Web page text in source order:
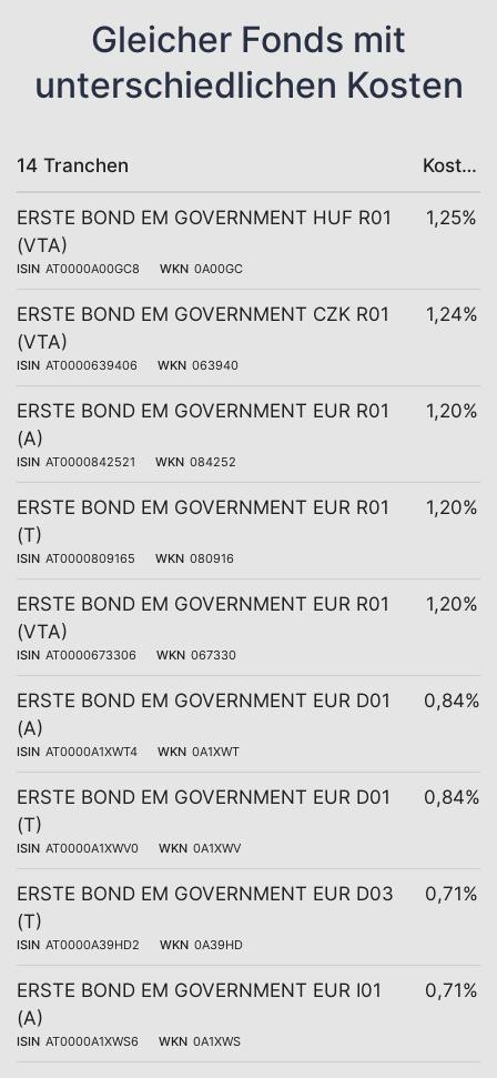
Gleicher Fonds mit
unterschiedlichen Kosten
14 Tranchen Kosten
ERSTE BOND EM GOVERNMENT HUF R01
(VTA)
ISIN AT0000A00GC8 WKN 0A00GC
1,25%
ERSTE BOND EM GOVERNMENT CZK R01
(VTA)
ISIN AT0000639406 WKN 063940
1,24%
ERSTE BOND EM GOVERNMENT EUR R01
(A)
ISIN AT0000842521 WKN 084252
1,20%
ERSTE BOND EM GOVERNMENT EUR R01
(T)
ISIN AT0000809165 WKN 080916
1,20%
ERSTE BOND EM GOVERNMENT EUR R01
(VTA)
ISIN AT0000673306 WKN 067330
1,20%
ERSTE BOND EM GOVERNMENT EUR D01
(A)
ISIN AT0000A1XWT4 WKN 0A1XWT
0,84%
ERSTE BOND EM GOVERNMENT EUR D01
(T)
ISIN AT0000A1XWV0 WKN 0A1XWV
0,84%
ERSTE BOND EM GOVERNMENT EUR D03
(T)
ISIN AT0000A39HD2 WKN 0A39HD
0,71%
ERSTE BOND EM GOVERNMENT EUR I01
(A)
ISIN AT0000A1XWS6 WKN 0A1XWS
0,71%